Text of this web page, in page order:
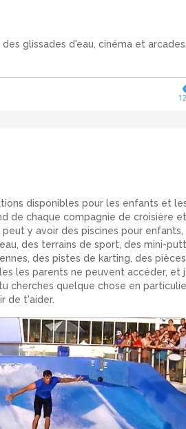
glissades d'eau, cinéma et arcades.
disponibles pour les enfants et
de chaque compagnie de croisière
y avoir des piscines pour enfants,
des terrains de sport, des mini-
des pistes de karting, des
les parents ne peuvent accéder, et
cherches quelque chose en
de t'aider.